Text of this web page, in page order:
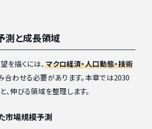
測と成長領域
を描くには、 マクロ経済・人口動態・技術
合わせる必要があります。本章では2030
伸びる領域を整理します。
市場規模予測